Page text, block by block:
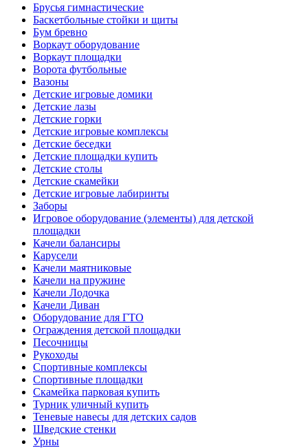
Брусья гимнастические
Баскетбольные стойки и щиты
Бум бревно
Воркаут оборудование
Воркаут площадки
Ворота футбольные
Вазоны
Детские игровые домики
Детские лазы
Детские горки
Детские игровые комплексы
Детские беседки
Детские площадки купить
Детские столы
Детские скамейки
Детские игровые лабиринты
Заборы
Игровое оборудование (элементы) для детской
площадки
Качели балансиры
Карусели
Качели маятниковые
Качели на пружине
Качели Лодочка
Качели Диван
Оборудование для ГТО
Ограждения детской площадки
Песочницы
Рукоходы
Спортивные комплексы
Спортивные площадки
Скамейка парковая купить
Турник уличный купить
Теневые навесы для детских садов
Шведские стенки
Урны